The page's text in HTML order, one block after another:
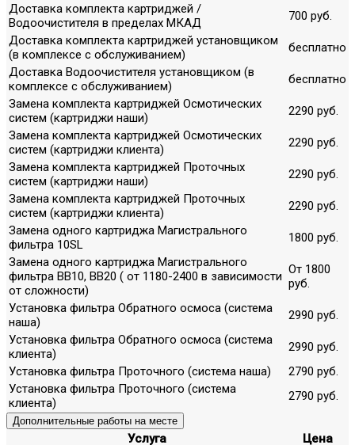
Доставка комплекта картриджей /
Водоочистителя в пределах МКАД
700 руб.
Доставка комплекта картриджей установщиком
(в комплексе с обслуживанием)
бесплатно
Доставка Водоочистителя установщиком (в
комплексе с обслуживанием)
бесплатно
Замена комплекта картриджей Осмотических
систем (картриджи наши)
2290 руб.
Замена комплекта картриджей Осмотических
систем (картриджи клиента)
2290 руб.
Замена комплекта картриджей Проточных
систем (картриджи наши)
2290 руб.
Замена комплекта картриджей Проточных
систем (картриджи клиента)
2290 руб.
Замена одного картриджа Магистрального
фильтра 10SL
1800 руб.
Замена одного картриджа Магистрального
фильтра ВВ10, ВВ20 ( от 1180-2400 в зависимости
от сложности)
От 1800
руб.
Установка фильтра Обратного осмоса (система
наша)
2990 руб.
Установка фильтра Обратного осмоса (система
клиента)
2990 руб.
Установка фильтра Проточного (система наша)
2790 руб.
Установка фильтра Проточного (система
клиента)
2790 руб.
Дополнительные работы на месте
Услуга
Цена